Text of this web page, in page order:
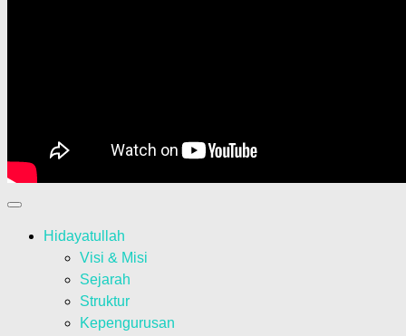
Hidayatullah
Visi & Misi
Sejarah
Struktur
Kepengurusan